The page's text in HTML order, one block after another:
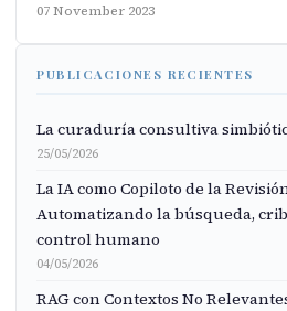
07 November 2023
PUBLICACIONES RECIENTES
La curaduría consultiva
25/05/2026
La IA como Copiloto de la
Automatizando la búsqueda,
control humano
04/05/2026
RAG con Contextos No